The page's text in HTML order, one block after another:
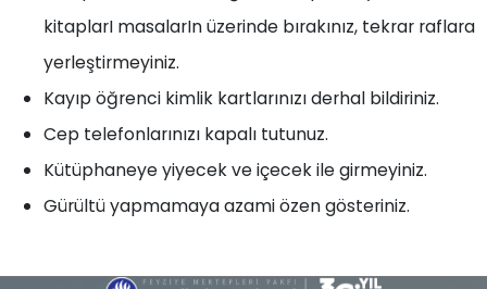
kitaplarI masalarIn üzerinde bırakınız, tekrar raflara
yerleştirmeyiniz.
Kayıp öğrenci kimlik kartlarınızı derhal bildiriniz.
Cep telefonlarınızı kapalı tutunuz.
Kütüphaneye yiyecek ve içecek ile girmeyiniz.
Gürültü yapmamaya azami özen gösteriniz.